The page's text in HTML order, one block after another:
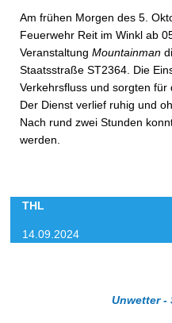
Am frühen Morgen des 5.
Feuerwehr Reit im Winkl ab
VeranstaltungMountainman
Staatsstraße ST2364. Die
Verkehrsfluss und sorgten für
Der Dienst verlief ruhig und
Nach rund zwei Stunden
werden.
THL
14.09.2024
Unwetter -